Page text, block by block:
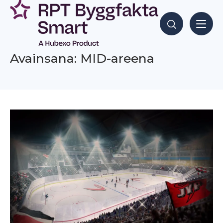
Siirry
sisältöön
Hae sisältöjä
Avainsana: MID-areena